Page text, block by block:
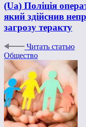
(Ua) Поліція
який здійснив
загрозу теракту
Читать статью
Общество